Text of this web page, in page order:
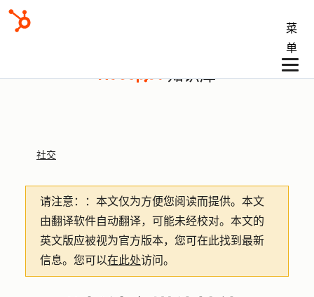
菜
单
知识库
社交
请注意： ：本文仅为方便您阅读而提供。 本文
由翻译软件自动翻译，可能未经校对。本文的
英文版应被视为官方版本，您可在此找到最新
信息。您可以在此处访问。